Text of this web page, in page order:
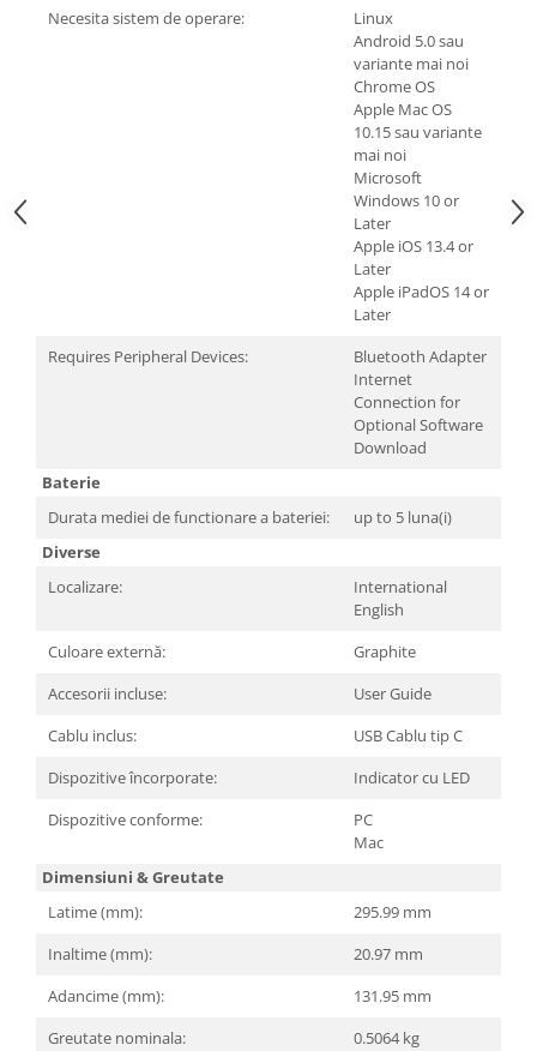
Televizoare & accesorii
Sisteme Videoconferinta
Necesita sistem de operare:
Linux
Android 5.0 sau
variante mai noi
Chrome OS
Apple Mac OS
10.15 sau variante
mai noi
Microsoft
Windows 10 or
Later
Apple iOS 13.4 or
Later
Apple iPadOS 14 or
Later
Requires Peripheral Devices:
Bluetooth Adapter
Internet
Connection for
Optional Software
Download
Baterie
Durata mediei de functionare a bateriei:
up to 5 luna(i)
Diverse
Localizare:
International
English
Culoare externă:
Graphite
Accesorii incluse:
User Guide
Cablu inclus:
USB Cablu tip C
Dispozitive încorporate:
Indicator cu LED
Dispozitive conforme:
PC
Mac
Dimensiuni & Greutate
Latime (mm):
295.99 mm
Inaltime (mm):
20.97 mm
Adancime (mm):
131.95 mm
Greutate nominala:
0.5064 kg